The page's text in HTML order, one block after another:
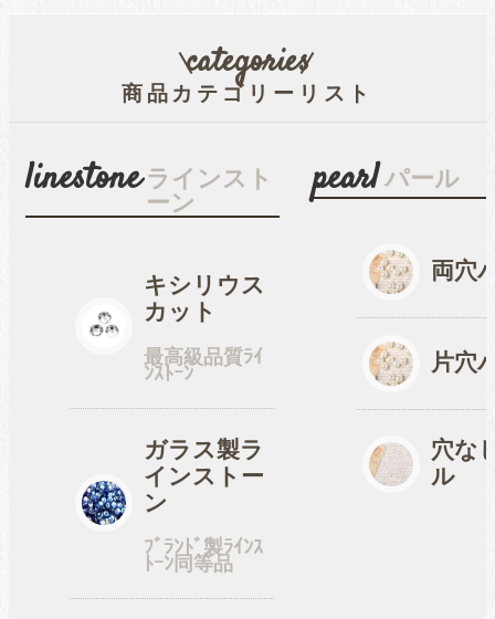
fave オタ活・推し活
tools
工具
categories
商品カテゴリーリスト
linestone ラインスト
ーン
キシリウス
カット
最高級品質ﾗｲ
ﾝｽﾄｰﾝ
ガラス製ラ
インストー
ン
ﾌﾞﾗﾝﾄﾞ製ﾗｲﾝｽ
ﾄｰﾝ同等品
pearl パール
両穴
片穴
穴な
ル